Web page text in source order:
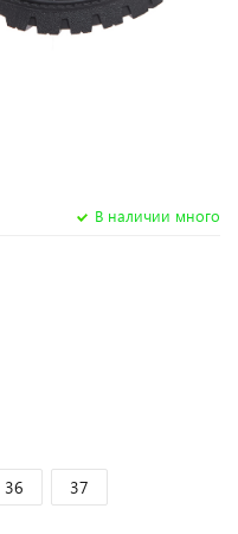
В наличии много
36 37